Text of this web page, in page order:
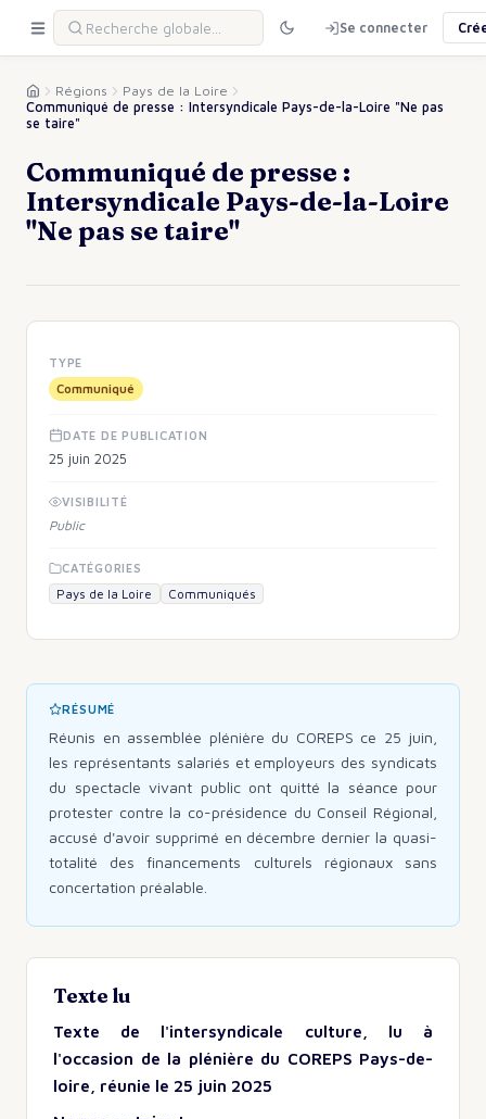
Se connecter
Régions
Pays de la Loire
Communiqué de presse : Intersyndicale Pays-de-la-Loire "Ne pas
se taire"
Communiqué de presse :
Intersyndicale Pays-de-la-Loire
"Ne pas se taire"
RÉSUMÉ
Réunis en assemblée plénière du COREPS ce 25 juin,
les représentants salariés et employeurs des syndicats
du spectacle vivant public ont quitté la séance pour
protester contre la co-présidence du Conseil Régional,
accusé d'avoir supprimé en décembre dernier la quasi-
totalité des financements culturels régionaux sans
concertation préalable.
Texte lu
Texte de l'intersyndicale culture, lu à
l'occasion de la plénière du COREPS Pays-de-
loire, réunie le 25 juin 2025
TYPE
Communiqué
DATE DE PUBLICATION
25 juin 2025
VISIBILITÉ
Public
CATÉGORIES
Pays de la Loire Communiqués